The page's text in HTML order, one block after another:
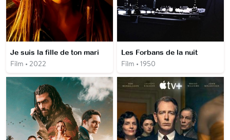
Je suis la fille de ton mari
Film • 2022
Les Forbans de la nuit
Film • 1950